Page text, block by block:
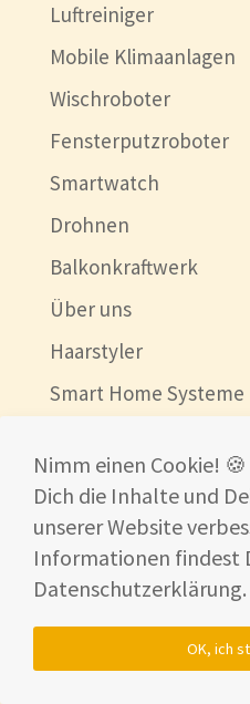
Luftreiniger
Mobile Klimaanlagen
Wischroboter
Fensterputzroboter
Smartwatch
Drohnen
Balkonkraftwerk
Über uns
Haarstyler
Smart Home Systeme
Smart Home Trends
Mähroboter
News
💰 Deals
Beste China Shops
Nimm einen Cookie!
Dich die Inhalte und
unserer Website
Informationen findest
Datenschutzerklärung.
OK, ich